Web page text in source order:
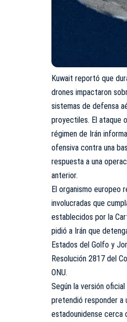
Kuwait reportó que
drones impactaron
sistemas de defensa
proyectiles. El ataque
régimen de Irán
ofensiva contra una
respuesta a una
anterior.
El organismo europeo
involucradas que
establecidos por la
pidió a Irán que
Estados del Golfo y
Resolución 2817 del
ONU.
Según la versión
pretendió responder a
estadounidense cerca